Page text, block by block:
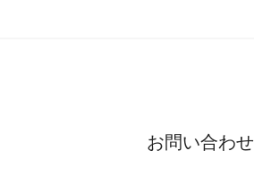
お問い合わせ